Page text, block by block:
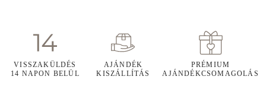
VISSZAKÜLDÉS
14 NAPON BELÜL
AJÁNDÉK
KISZÁLLÍTÁS
PRÉMIUM
AJÁNDÉKCSOMAGOLÁS